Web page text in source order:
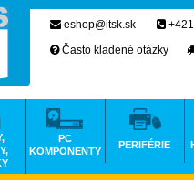
eshop@itsk.sk
Často kladené otázky
PC
KOMPONENTY
PERIFÉRIE